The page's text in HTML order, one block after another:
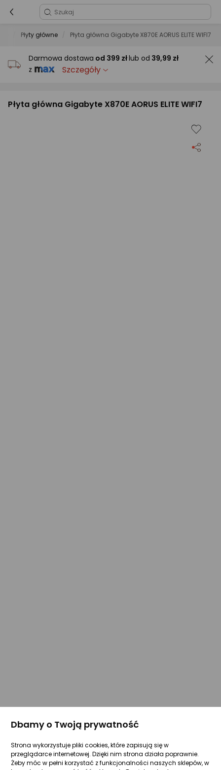
Płyty główne Płyta główna Gigabyte X870E AORUS ELITE WIFI7
Darmowa dostawa od 399 złlub od 39,99 zł
z
Szczegóły
Płyta główna Gigabyte X870E AORUS ELITE WIFI7
Dbamy o Twoją prywatność
Strona wykorzystuje pliki cookies, które zapisują się w
przeglądarce internetowej. Dzięki nim strona działa poprawnie.
Żeby móc w pełni korzystać z funkcjonalności naszych sklepów, w